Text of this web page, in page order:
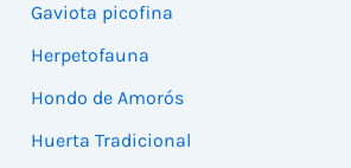
Gaviota picofina
Herpetofauna
Hondo de Amorós
Huerta Tradicional